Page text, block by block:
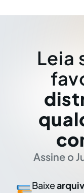
Leia
Assine o
Baixe